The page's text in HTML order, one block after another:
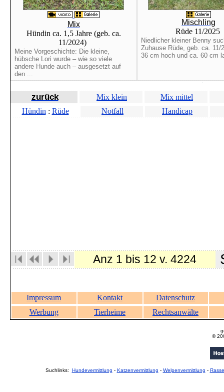
Mix
Hündin ca. 1,5 Jahre (geb. ca.
11/2024)
Meine Vorgeschichte: Die kleine,
hübsche Lori wurde – wie so viele
andere Hunde auch – ausgesetzt auf
den ...
Mischling
Rüde 11/2025
Niedlicher kleiner Benny
Zuhause Rüde, geb. ca. 11/
36 cm hoch und ca. 60 cm
zurück Mix klein
Mix mittel
Hündin : Rüde Notfall Handicap
Anz 1 bis 12 v. 4224
Impressum Kontakt
Datenschutz
Werbung
Tierheime Rechtsanwälte
©
Suchlinks: Hundevermittlung - Katzenvermittlung - Welpenvermittlung -